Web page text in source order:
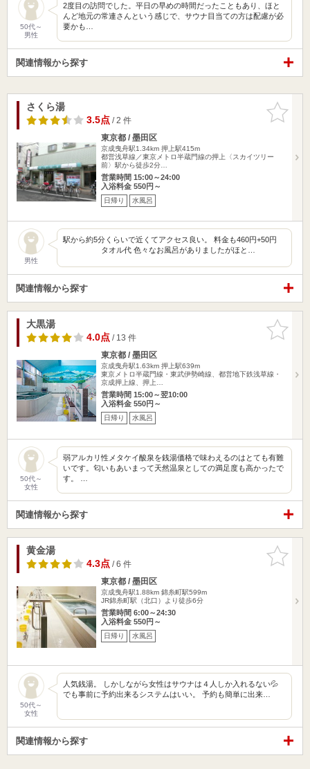
50代～
男性
2度目の訪問でした。平日の早めの時間だったこともあり、ほと
んど地元の常連さんという感じで、サウナ目当ての方は配慮が必
要かも…
関連情報から探す
お気に入
りに追加
さくら湯
3.5点/ 2 件
東京都 / 墨田区
京成曳舟駅1.34km 押上駅415m
都営浅草線／東京メトロ半蔵門線の押上〈スカイツリー
前〉駅から徒歩2分…
営業時間 15:00～24:00
入浴料金 550円～
日帰り 水風呂
男性
駅から約5分くらいで近くてアクセス良い。 料金も460円+50円
タオル代 色々なお風呂がありましたがほと…
関連情報から探す
お気に入
りに追加
大黒湯
4.0点/ 13 件
東京都 / 墨田区
京成曳舟駅1.63km 押上駅639m
東京メトロ半蔵門線・東武伊勢崎線、都営地下鉄浅草線・
京成押上線、押上…
営業時間 15:00～翌10:00
入浴料金 550円～
日帰り 水風呂
50代～
女性
弱アルカリ性メタケイ酸泉を銭湯価格で味わえるのはとても有難
いです。匂いもあいまって天然温泉としての満足度も高かったで
す。 …
関連情報から探す
お気に入
りに追加
黄金湯
4.3点/ 6 件
東京都 / 墨田区
京成曳舟駅1.88km 錦糸町駅599m
JR錦糸町駅（北口）より徒歩6分
営業時間 6:00～24:30
入浴料金 550円～
日帰り 水風呂
50代～
女性
人気銭湯。 しかしながら女性はサウナは４人しか入れるない💦
でも事前に予約出来るシステムはいい。 予約も簡単に出来…
関連情報から探す